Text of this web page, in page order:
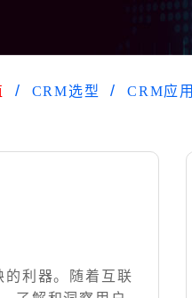
CRM选型 CRM应用
利器。随着互联